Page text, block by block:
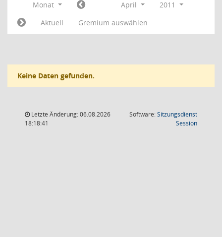
Monat April
2011
Aktuell
Gremium auswählen
Keine Daten gefunden.
Letzte Änderung: 06.08.2026
18:18:41
Software:Sitzungsdienst
Session(Wird in